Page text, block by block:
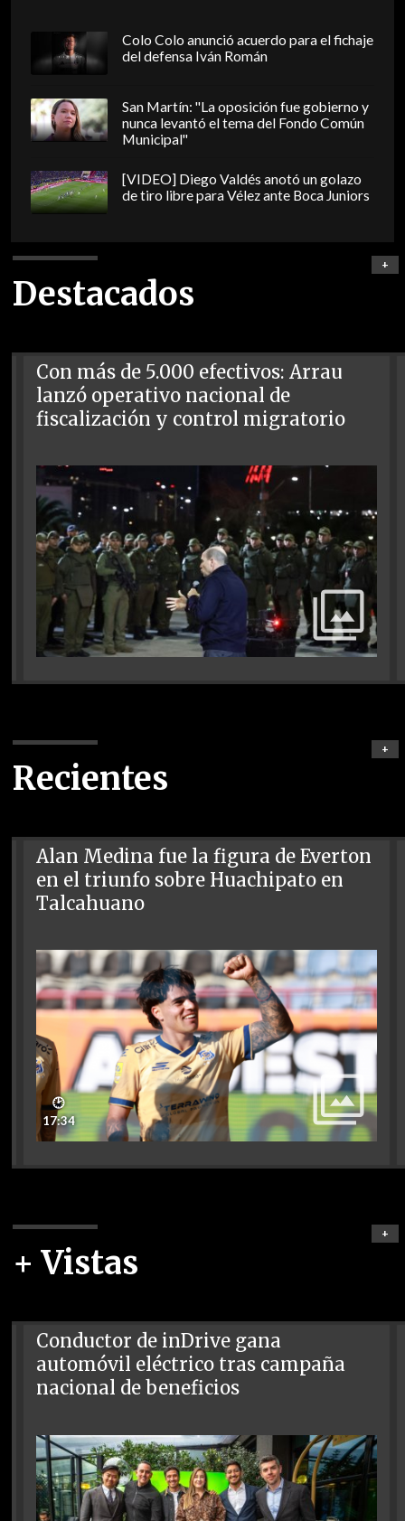
Colo Colo anunció acuerdo para el fichaje
del defensa Iván Román
San Martín: "La oposición fue gobierno y
nunca levantó el tema del Fondo Común
Municipal"
[VIDEO] Diego Valdés anotó un golazo
de tiro libre para Vélez ante Boca Juniors
Destacados
+
Con más de 5.000 efectivos: Arrau
lanzó operativo nacional de
fiscalización y control migratorio
Recientes
+
Alan Medina fue la figura de Everton
en el triunfo sobre Huachipato en
Talcahuano
🕑
17:34
+ Vistas
+
Conductor de inDrive gana
automóvil eléctrico tras campaña
nacional de beneficios